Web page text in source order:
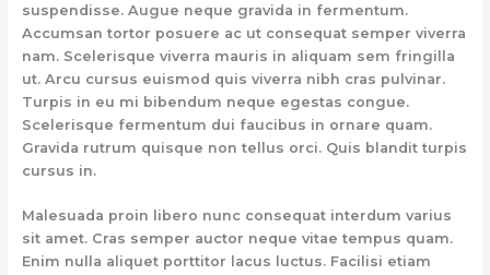
suspendisse. Augue neque gravida in fermentum.
Accumsan tortor posuere ac ut consequat semper viverra
nam. Scelerisque viverra mauris in aliquam sem fringilla
ut. Arcu cursus euismod quis viverra nibh cras pulvinar.
Turpis in eu mi bibendum neque egestas congue.
Scelerisque fermentum dui faucibus in ornare quam.
Gravida rutrum quisque non tellus orci. Quis blandit turpis
cursus in.
Malesuada proin libero nunc consequat interdum varius
sit amet. Cras semper auctor neque vitae tempus quam.
Enim nulla aliquet porttitor lacus luctus. Facilisi etiam